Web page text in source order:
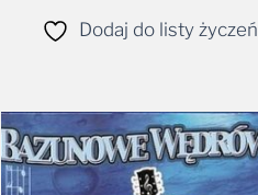
Dodaj do listy życzeń